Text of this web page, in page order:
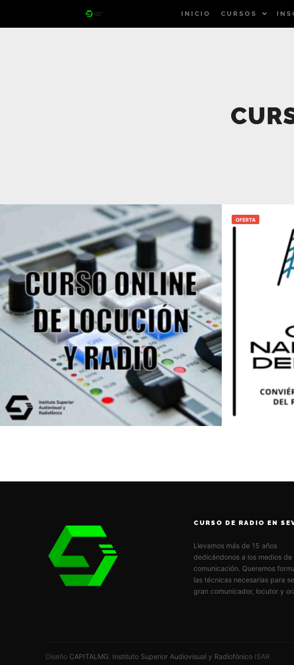
INICIO CURSOS
490,00€
OFERTA
CURSO DE RADIO EN
Llevamos más de 15 años
dedicándonos a los medios de
comunicación. Queremos
las técnicas necesarias para
gran comunicador, locutor y
Diseño CAPITALMG. Instituto Superior Audiovisual y Radiofónico ISAR